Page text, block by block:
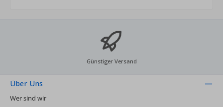
Günstiger Versand
Über Uns
Wer sind wir